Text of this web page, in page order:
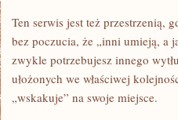
Ten serwis jest też przestrzenią,
bez poczucia, że „inni umieją, a
zwykle potrzebujesz innego
ułożonych we właściwej
„wskakuje” na swoje miejsce.